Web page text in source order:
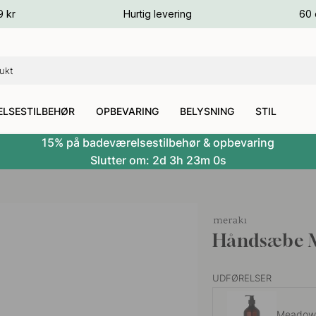
kr Hurtig levering 60
OPBEVARING BELYSNING
STIL
15% på badeværelsestilbehør & opbevaring
Slutter om:2d 3h 22m 59s
Håndsæbe
UDFØRELSER